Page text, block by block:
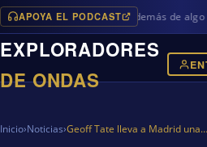
APOYA EL PODCAST
programas en iVoox, además de algo
EXPLORADORES
DE ONDAS
Inicio›Noticias›Geoff Tate lleva a Madrid una…